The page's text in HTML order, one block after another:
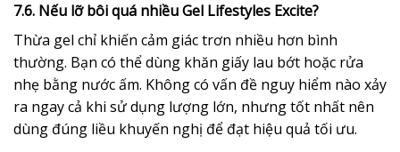
7.6. Nếu lỡ bôi quá nhiều Gel Lifestyles Excite?
Thừa gel chỉ khiến cảm giác trơn nhiều hơn bình
thường. Bạn có thể dùng khăn giấy lau bớt hoặc rửa
nhẹ bằng nước ấm. Không có vấn đề nguy hiểm nào xảy
ra ngay cả khi sử dụng lượng lớn, nhưng tốt nhất nên
dùng đúng liều khuyến nghị để đạt hiệu quả tối ưu.